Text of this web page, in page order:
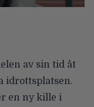
av sin tid åt
idrottsplatsen.
en ny kille i